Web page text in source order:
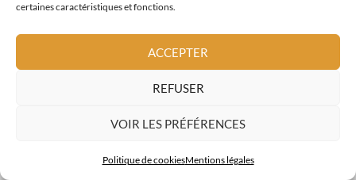
certaines caractéristiques et fonctions.
ACCEPTER
REFUSER
VOIR LES PRÉFÉRENCES
Politique de cookiesMentions légales
Mis en orbite par Diferance Collectif